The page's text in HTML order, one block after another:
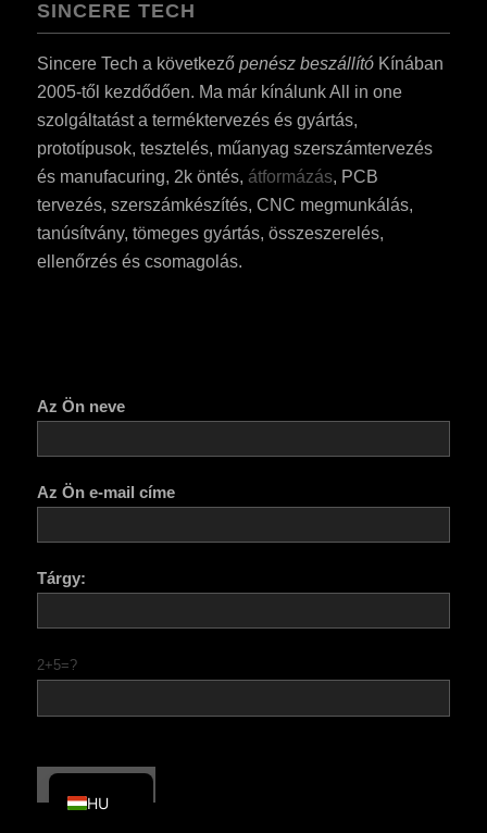
SINCERE TECH
Sincere Tech a következő penész beszállítóKínában
2005-től kezdődően. Ma már kínálunk All in one
szolgáltatást a terméktervezés és gyártás,
prototípusok, tesztelés, műanyag szerszámtervezés
és manufacuring, 2k öntés, átformázás, PCB
tervezés, szerszámkészítés, CNC megmunkálás,
tanúsítvány, tömeges gyártás, összeszerelés,
ellenőrzés és csomagolás.
Az Ön neve
Az Ön e-mail címe
Tárgy:
2+5=?
HU
EN
RU
JA
DA
FI
NB
EL
SV
RO